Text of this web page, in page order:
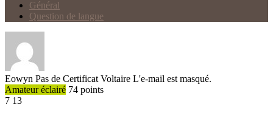
Général
Question de langue
Eowyn Pas de Certificat Voltaire L'e-mail est masqué.
Amateur éclairé 74 points
7 13